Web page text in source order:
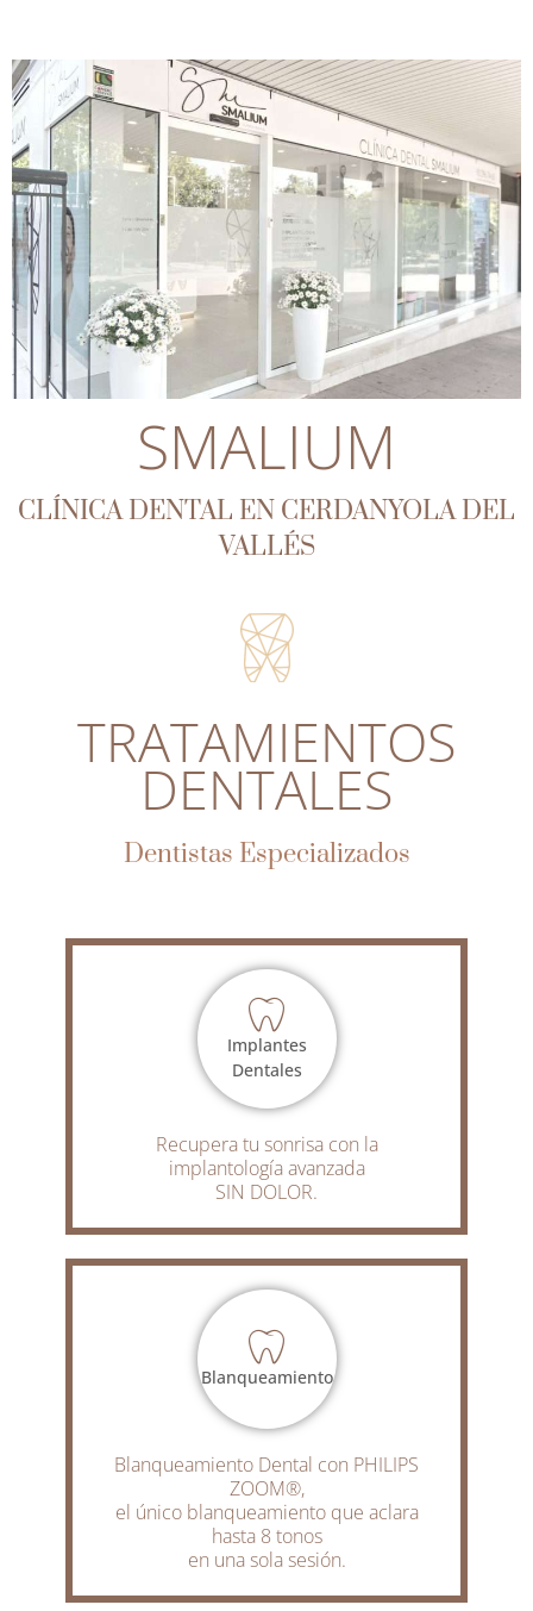
SMALIUM
CLÍNICA DENTAL EN CERDANYOLA DEL
VALLÉS
TRATAMIENTOS
DENTALES
Dentistas Especializados
Implantes
Dentales
Recupera tu sonrisa con la
implantología avanzada
SIN DOLOR.
Blanqueamiento
Blanqueamiento Dental con PHILIPS
ZOOM®,
el único blanqueamiento que aclara
hasta 8 tonos
en una sola sesión.